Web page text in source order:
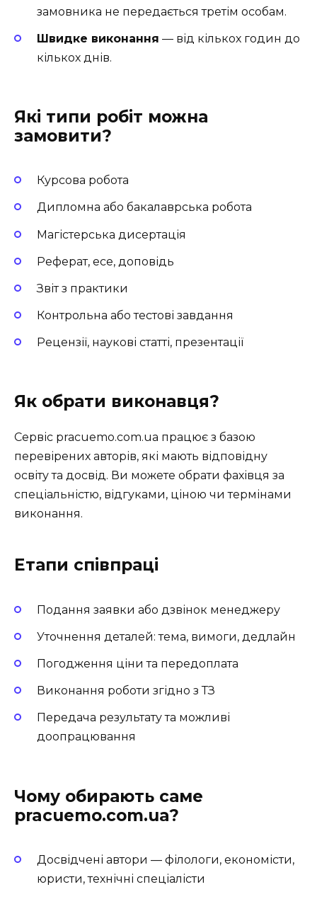
замовника не передається третім особам.
Швидке виконання — від кількох годин до
кількох днів.
Які типи робіт можна
замовити?
Курсова робота
Дипломна або бакалаврська робота
Магістерська дисертація
Реферат, есе, доповідь
Звіт з практики
Контрольна або тестові завдання
Рецензії, наукові статті, презентації
Як обрати виконавця?
Сервіс pracuemo.com.ua працює з базою
перевірених авторів, які мають відповідну
освіту та досвід. Ви можете обрати фахівця за
спеціальністю, відгуками, ціною чи термінами
виконання.
Етапи співпраці
Подання заявки або дзвінок менеджеру
Уточнення деталей: тема, вимоги, дедлайн
Погодження ціни та передоплата
Виконання роботи згідно з ТЗ
Передача результату та можливі
доопрацювання
Чому обирають саме
pracuemo.com.ua?
Досвідчені автори — філологи, економісти,
юристи, технічні спеціалісти